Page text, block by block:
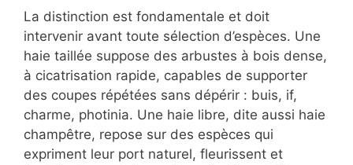
La distinction est fondamentale et doit
intervenir avant toute sélection d’espèces. Une
haie taillée suppose des arbustes à bois dense,
à cicatrisation rapide, capables de supporter
des coupes répétées sans dépérir : buis, if,
charme, photinia. Une haie libre, dite aussi haie
champêtre, repose sur des espèces qui
expriment leur port naturel, fleurissent et